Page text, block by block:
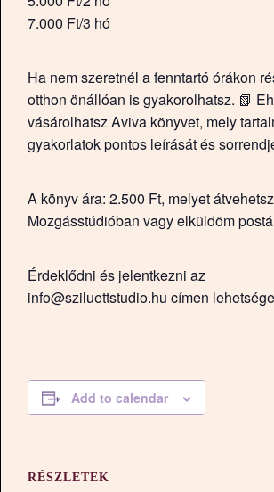
7.000 Ft/3 hó
Ha nem szeretnél a fenntartó órákon
otthon önállóan is gyakorolhatsz. 📗
vásárolhatsz Aviva könyvet, mely
gyakorlatok pontos leírását és
A könyv ára: 2.500 Ft, melyet
Mozgásstúdióban vagy elküldöm
Érdeklődni és jelentkezni az
info@sziluettstudio.hu címen
Add to calendar
RÉSZLETEK